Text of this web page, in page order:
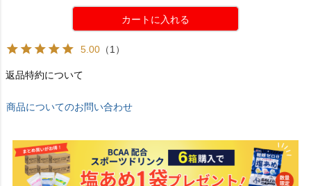
カートに入れる
5.00 （1）
返品特約について
商品についてのお問い合わせ